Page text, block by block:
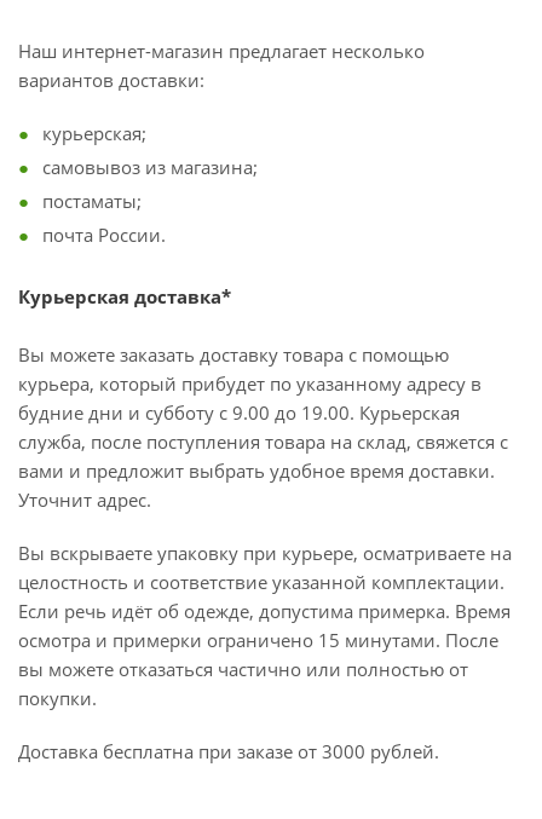
Наш интернет-магазин предлагает несколько
вариантов доставки:
курьерская;
самовывоз из магазина;
постаматы;
почта России.
Курьерская доставка*
Вы можете заказать доставку товара с помощью
курьера, который прибудет по указанному адресу в
будние дни и субботу с 9.00 до 19.00. Курьерская
служба, после поступления товара на склад, свяжется с
вами и предложит выбрать удобное время доставки.
Уточнит адрес.
Вы вскрываете упаковку при курьере, осматриваете на
целостность и соответствие указанной комплектации.
Если речь идёт об одежде, допустима примерка. Время
осмотра и примерки ограничено 15 минутами. После
вы можете отказаться частично или полностью от
покупки.
Доставка бесплатна при заказе от 3000 рублей.